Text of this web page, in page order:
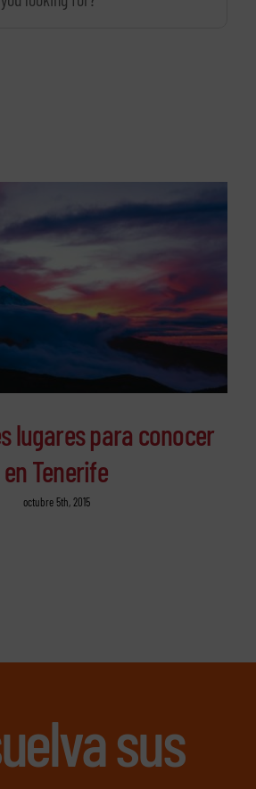
lugares para conocer
en Tenerife
octubre 5th, 2015
sus